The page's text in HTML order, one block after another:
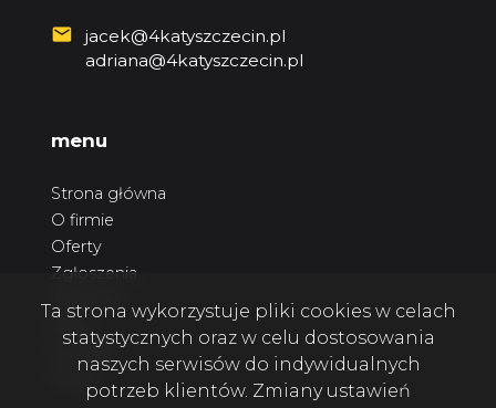
jacek@4katyszczecin.pl
adriana@4katyszczecin.pl
menu
Strona główna
O firmie
Oferty
Zgłoszenia
Kontakt
Ta strona wykorzystuje pliki cookies w celach
statystycznych oraz w celu dostosowania
naszych serwisów do indywidualnych
potrzeb klientów. Zmiany ustawień